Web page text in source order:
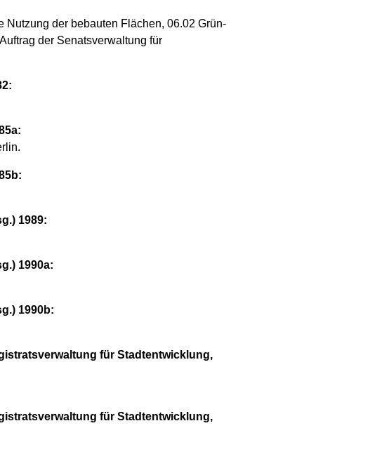
der bebauten Flächen, 06.02 Grün-
der Senatsverwaltung für
1989:
1990a:
1990b:
für Stadtentwicklung,
für Stadtentwicklung,